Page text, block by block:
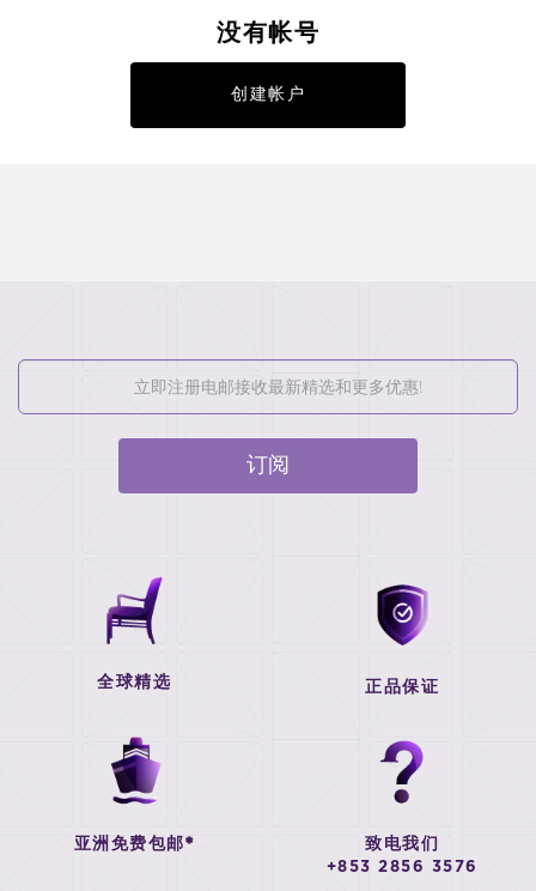
没有帐号
创建帐户
订阅
全球精选 正品保证
亚洲免费包邮* 致电我们
+853 2856 3576